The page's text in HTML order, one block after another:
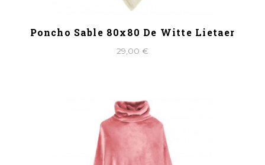
Poncho Sable 80x80 De Witte Lietaer
29,00 €